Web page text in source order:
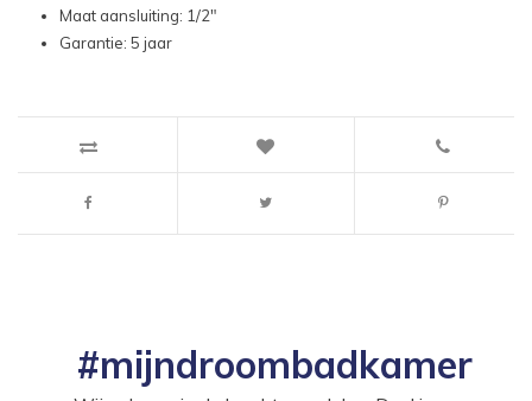
Maat aansluiting: 1/2"
Garantie: 5 jaar
#mijndroombadkamer